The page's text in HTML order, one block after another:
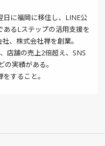
に福岡に移住し、LINE公
るLステップの活用支援を
、株式会社禅を創業。
店舗の売上2倍超え、SNS
実績がある。
すること。